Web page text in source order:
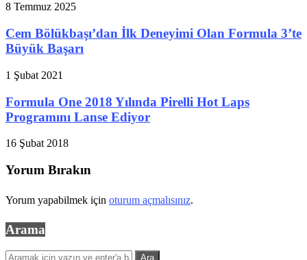
8 Temmuz 2025
Cem Bölükbaşı’dan İlk Deneyimi Olan Formula 3’te
Büyük Başarı
1 Şubat 2021
Formula One 2018 Yılında Pirelli Hot Laps
Programını Lanse Ediyor
16 Şubat 2018
Yorum Bırakın
Yorum yapabilmek için oturum açmalısınız.
Arama